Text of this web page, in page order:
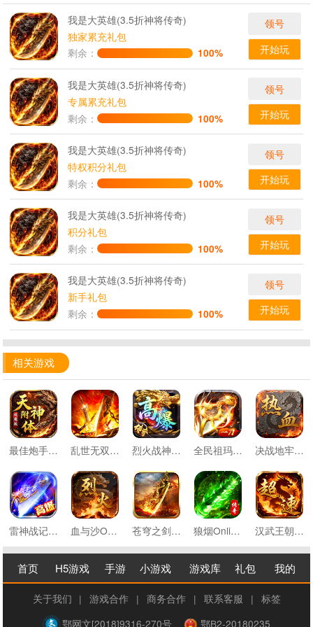
我是大英雄(3.5折神将传奇)
独家累充礼包
剩余：
100%
领号
开始玩
我是大英雄(3.5折神将传奇)
专属累充礼包
剩余：
100%
领号
开始玩
我是大英雄(3.5折神将传奇)
特权积分礼包
剩余：
100%
领号
开始玩
我是大英雄(3.5折神将传奇)
积分礼包
剩余：
100%
领号
开始玩
我是大英雄(3.5折神将传奇)
新手礼包
剩余：
100%
领号
开始玩
相关游戏
最佳炮手万充超爆版 乱世无双天天送328免费版 烈火战神亿倍高爆无限刷币 全民祖玛云鳞传奇免费版 决战地牢1.76重燃热血
雷神战记神域机甲超变 血与沙OL复古烈焰龙城 苍穹之剑2切割专属沉默 狼烟Online攻速天天送648 汉武王朝0.1折超速单职
首页 H5游戏 手游 小游戏 游戏库 礼包 我的
关于我们 | 游戏合作 | 商务合作 | 联系客服 | 标签
鄂网文[2018]9316-270号
鄂B2-20180235